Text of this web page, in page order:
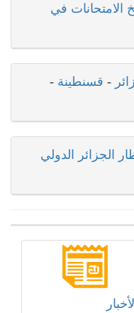
الامتحانات في
- قسنطينة -
الجزائر الدولي
الأخبار